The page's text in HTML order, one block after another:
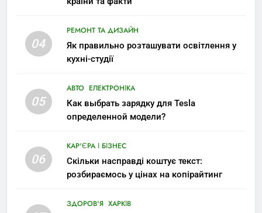
04
РЕМОНТ ТА ДИЗАЙН
Як правильно розташувати освітлення у
кухні-студії
05
АВТО ЕЛЕКТРОНІКА
Как выбрать зарядку для Tesla
определенной модели?
06
КАР'ЄРА І БІЗНЕС
Скільки насправді коштує текст:
розбираємось у цінах на копірайтинг
ЗДОРОВ'Я ХАРКІВ